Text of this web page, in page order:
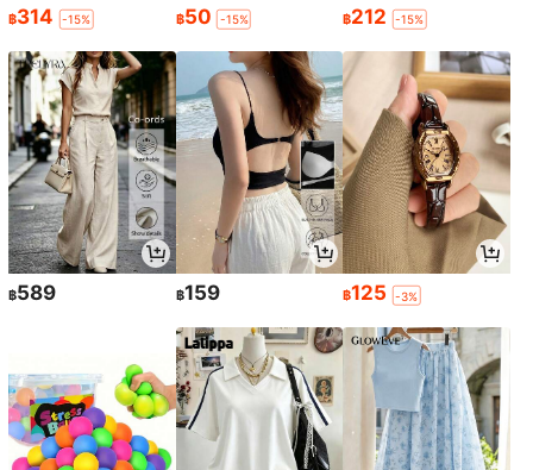
฿314 -15% ฿50 -15% ฿212 -15%
฿589 ฿159 ฿125 -3%